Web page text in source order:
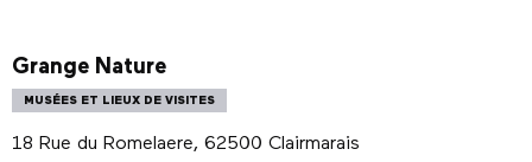
Grange Nature
MUSÉES ET LIEUX DE VISITES
18 Rue du Romelaere, 62500 Clairmarais